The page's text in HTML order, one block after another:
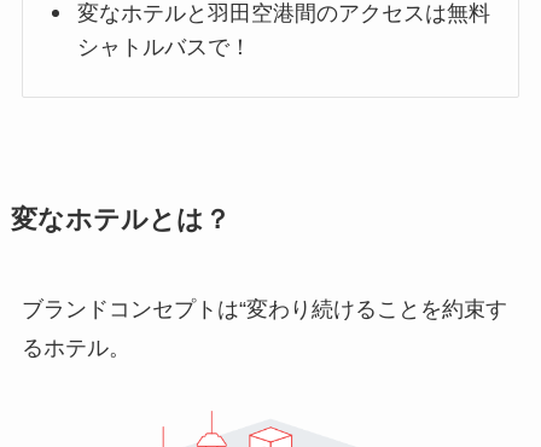
変なホテルと羽田空港間のアクセスは無料
シャトルバスで！
変なホテルとは？
ブランドコンセプトは“変わり続けることを約束す
るホテル。